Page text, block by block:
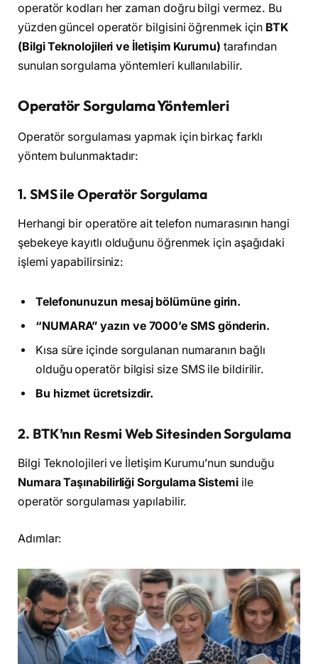
operatör kodları her zaman doğru bilgi vermez. Bu
yüzden güncel operatör bilgisini öğrenmek için BTK
(Bilgi Teknolojileri ve İletişim Kurumu) tarafından
sunulan sorgulama yöntemleri kullanılabilir.
Operatör Sorgulama Yöntemleri
Operatör sorgulaması yapmak için birkaç farklı
yöntem bulunmaktadır:
1. SMS ile Operatör Sorgulama
Herhangi bir operatöre ait telefon numarasının hangi
şebekeye kayıtlı olduğunu öğrenmek için aşağıdaki
işlemi yapabilirsiniz:
Telefonunuzun mesaj bölümüne girin.
“NUMARA” yazın ve 7000’e SMS gönderin.
Kısa süre içinde sorgulanan numaranın bağlı
olduğu operatör bilgisi size SMS ile bildirilir.
Bu hizmet ücretsizdir.
2. BTK’nın Resmi Web Sitesinden Sorgulama
Bilgi Teknolojileri ve İletişim Kurumu’nun sunduğu
Numara Taşınabilirliği Sorgulama Sistemiile
operatör sorgulaması yapılabilir.
Adımlar: